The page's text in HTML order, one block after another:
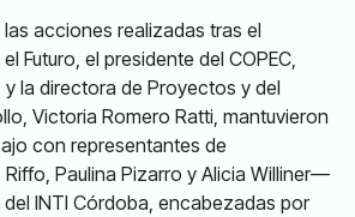
acciones realizadas tras el
Futuro, el presidente del COPEC,
y la directora de Proyectos y del
Victoria Romero Ratti, mantuvieron
con representantes de
Riffo, Paulina Pizarro y Alicia Williner—
INTI Córdoba, encabezadas por